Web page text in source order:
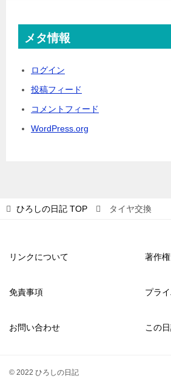
メタ情報
ログイン
投稿フィード
コメントフィード
WordPress.org
ひろしの日記 TOP タイヤ交換
リンクについて 著作
免責事項 プラ
お問い合わせ この
© 2022 ひろしの日記